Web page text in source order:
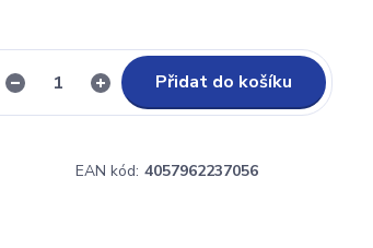
Přidat do košíku
EAN kód: 4057962237056